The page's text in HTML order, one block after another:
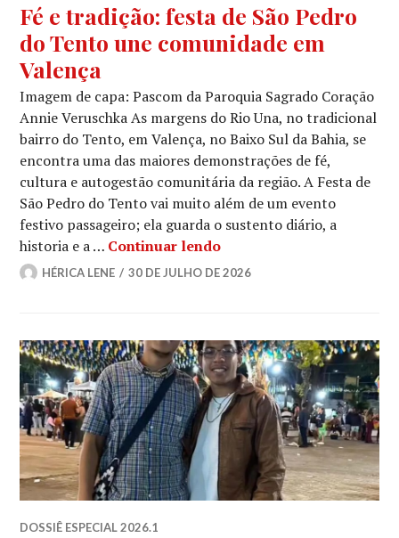
Fé e tradição: festa de São Pedro
do Tento une comunidade em
Valença
Imagem de capa: Pascom da Paroquia Sagrado Coração
Annie Veruschka As margens do Rio Una, no tradicional
bairro do Tento, em Valença, no Baixo Sul da Bahia, se
encontra uma das maiores demonstrações de fé,
cultura e autogestão comunitária da região. A Festa de
São Pedro do Tento vai muito além de um evento
festivo passageiro; ela guarda o sustento diário, a
historia e a … Continuar lendoFé e tradição: festa de
HÉRICA LENE 30 DE JULHO DE 2026
DOSSIÊ ESPECIAL 2026.1